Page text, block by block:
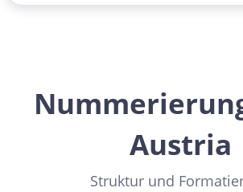
Austria
Struktur und